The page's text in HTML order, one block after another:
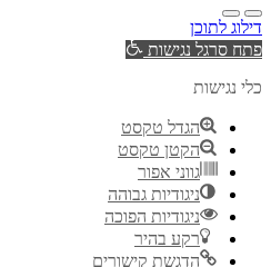
דילוג לתוכן
פתח סרגל נגישות
כלי נגישות
הגדל טקסט
הקטן טקסט
גווני אפור
ניגודיות גבוהה
ניגודיות הפוכה
רקע בהיר
הדגשת קישורים